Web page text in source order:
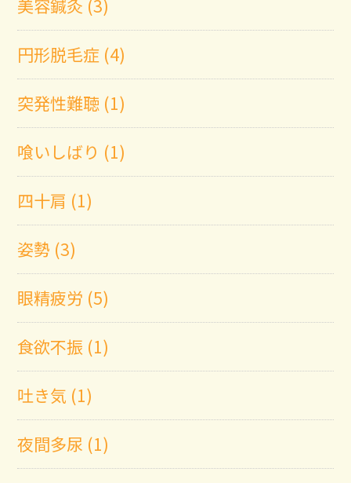
美容鍼灸 (3)
円形脱毛症 (4)
突発性難聴 (1)
喰いしばり (1)
四十肩 (1)
姿勢 (3)
眼精疲労 (5)
食欲不振 (1)
吐き気 (1)
夜間多尿 (1)